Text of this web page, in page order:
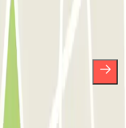
en
verrassingen.
Privacybeleid voor het
van Parclick. Zonder
wanneer u maar wilt in